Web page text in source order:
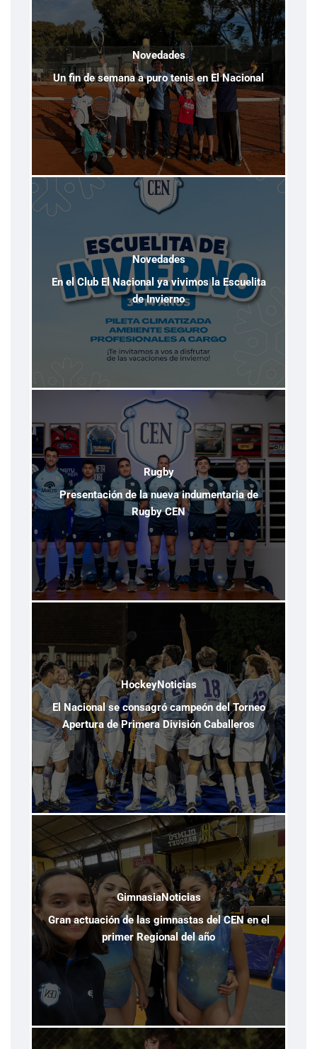
Novedades
Un fin de semana a puro tenis en El Nacional
Novedades
En el Club El Nacional ya vivimos la Escuelita
de Invierno
Rugby
Presentación de la nueva indumentaria de
Rugby CEN
HockeyNoticias
El Nacional se consagró campeón del Torneo
Apertura de Primera División Caballeros
GimnasiaNoticias
Gran actuación de las gimnastas del CEN en el
primer Regional del año